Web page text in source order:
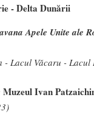
- Delta Dunării
Apele Unite ale
- Lacul Văcaru -
Muzeul Ivan